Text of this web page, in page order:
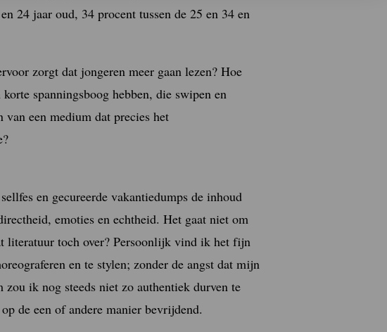
24 jaar oud, 34 procent tussen de 25 en 34 en
zorgt dat jongeren meer gaan lezen? Hoe
spanningsboog hebben, die swipen en
een medium dat precies het
en gecureerde vakantiedumps de inhoud
emoties en echtheid. Het gaat niet om
literatuur toch over? Persoonlijk vind ik het fijn
en te stylen; zonder de angst dat mijn
ik nog steeds niet zo authentiek durven te
de een of andere manier bevrijdend.